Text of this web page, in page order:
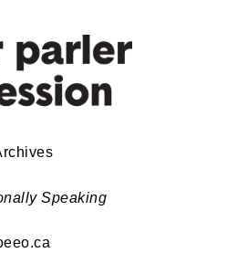
Speaking